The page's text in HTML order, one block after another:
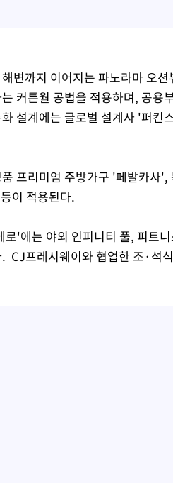
변까지 이어지는 파노라마 오
커튼월 공법을 적용하며, 공용
설계에는 글로벌 설계사 '퍼킨
프리미엄 주방가구 '페발카사
이 적용된다.
'에는 야외 인피니티 풀, 피트
CJ프레시웨이와 협업한 조·석